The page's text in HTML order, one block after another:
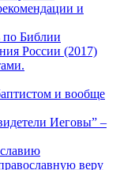
и
по Библии
России (2017)
и вообще
Иеговы” –
веру